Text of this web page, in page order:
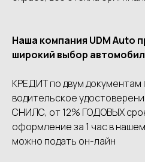
Наша компания UDМ Аutо
широкий выбор
КРЕДИТ по двум документам
водительское
СНИЛС, от 12% ГОДОВЫХ
оформление за 1 час в
можно подать он-лайн